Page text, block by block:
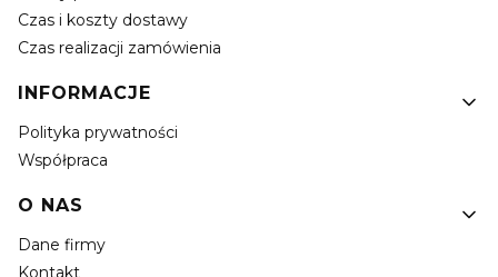
Czas i koszty dostawy
Czas realizacji zamówienia
INFORMACJE
Polityka prywatności
Współpraca
O NAS
Dane firmy
Kontakt